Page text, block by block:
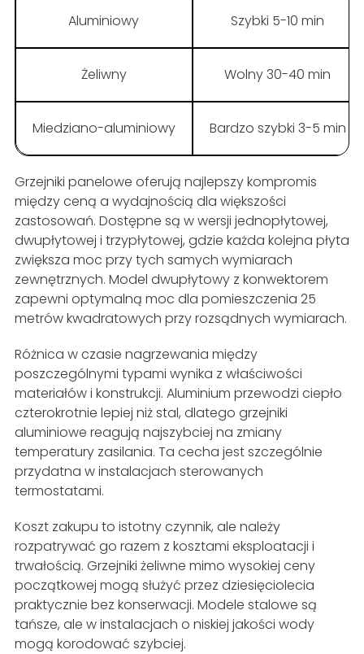
Aluminiowy Szybki 5-10 min
Żeliwny Wolny 30-40 min
Miedziano-aluminiowy Bardzo szybki 3-5 min
Grzejniki panelowe oferują najlepszy kompromis
między ceną a wydajnością dla większości
zastosowań. Dostępne są w wersji jednopłytowej,
dwupłytowej i trzypłytowej, gdzie każda kolejna płyta
zwiększa moc przy tych samych wymiarach
zewnętrznych. Model dwupłytowy z konwektorem
zapewni optymalną moc dla pomieszczenia 25
metrów kwadratowych przy rozsądnych wymiarach.
Różnica w czasie nagrzewania między
poszczególnymi typami wynika z właściwości
materiałów i konstrukcji. Aluminium przewodzi ciepło
czterokrotnie lepiej niż stal, dlatego grzejniki
aluminiowe reagują najszybciej na zmiany
temperatury zasilania. Ta cecha jest szczególnie
przydatna w instalacjach sterowanych
termostatami.
Koszt zakupu to istotny czynnik, ale należy
rozpatrywać go razem z kosztami eksploatacji i
trwałością. Grzejniki żeliwne mimo wysokiej ceny
początkowej mogą służyć przez dziesięciolecia
praktycznie bez konserwacji. Modele stalowe są
tańsze, ale w instalacjach o niskiej jakości wody
mogą korodować szybciej.